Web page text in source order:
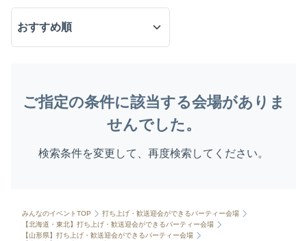
ご指定の条件に該当する会場がありま
せんでした。
検索条件を変更して、再度検索してください。
みんなのイベントTOP
打ち上げ・歓送迎会ができるパーティー会場
【北海道・東北】打ち上げ・歓送迎会ができるパーティー会場
【山形県】打ち上げ・歓送迎会ができるパーティー会場